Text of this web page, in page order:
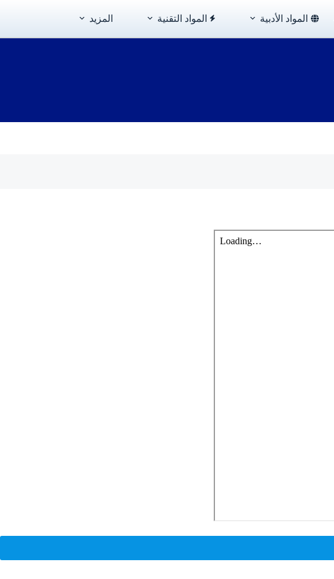
المواد الأدبية المواد التقنية المزيد